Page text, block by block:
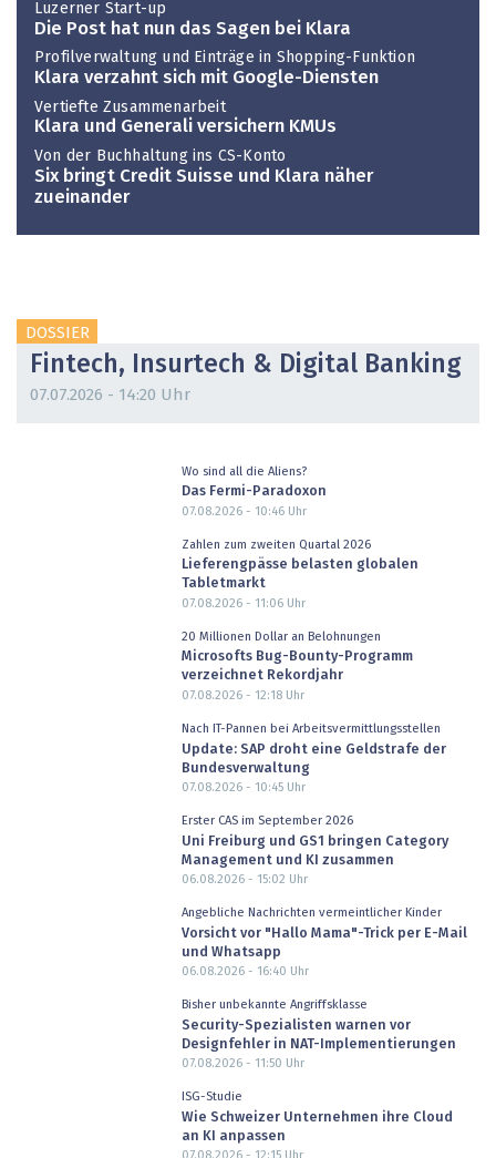
Luzerner Start-up
Die Post hat nun das Sagen bei Klara
Profilverwaltung und Einträge in Shopping-Funktion
Klara verzahnt sich mit Google-Diensten
Vertiefte Zusammenarbeit
Klara und Generali versichern KMUs
Von der Buchhaltung ins CS-Konto
Six bringt Credit Suisse und Klara näher
zueinander
DOSSIER
Fintech, Insurtech & Digital Banking
07.07.2026 - 14:20 Uhr
Wo sind all die Aliens?
Das Fermi-Paradoxon
07.08.2026 - 10:46Uhr
Zahlen zum zweiten Quartal 2026
Lieferengpässe belasten globalen
Tabletmarkt
07.08.2026 - 11:06Uhr
20 Millionen Dollar an Belohnungen
Microsofts Bug-Bounty-Programm
verzeichnet Rekordjahr
07.08.2026 - 12:18Uhr
Nach IT-Pannen bei Arbeitsvermittlungsstellen
Update: SAP droht eine Geldstrafe der
Bundesverwaltung
07.08.2026 - 10:45Uhr
Erster CAS im September 2026
Uni Freiburg und GS1 bringen Category
Management und KI zusammen
06.08.2026 - 15:02 Uhr
Angebliche Nachrichten vermeintlicher Kinder
Vorsicht vor "Hallo Mama"-Trick per E-Mail
und Whatsapp
06.08.2026 - 16:40 Uhr
Bisher unbekannte Angriffsklasse
Security-Spezialisten warnen vor
Designfehler in NAT-Implementierungen
07.08.2026 - 11:50 Uhr
ISG-Studie
Wie Schweizer Unternehmen ihre Cloud
an KI anpassen
07.08.2026 - 12:15Uhr